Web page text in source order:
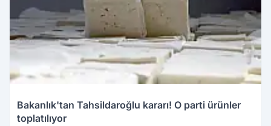
Bakanlık'tan Tahsildaroğlu kararı! O parti ürünler
toplatılıyor